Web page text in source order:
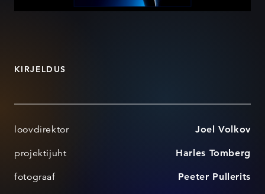
KIRJELDUS
loovdirektor Joel Volkov
projektijuht Harles Tomberg
fotograaf Peeter Pullerits